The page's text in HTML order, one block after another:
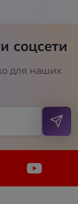
соцсети
для наших